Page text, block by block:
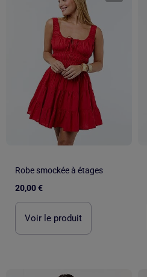
Robe smockée à étages
20,00 €
Voir le produit